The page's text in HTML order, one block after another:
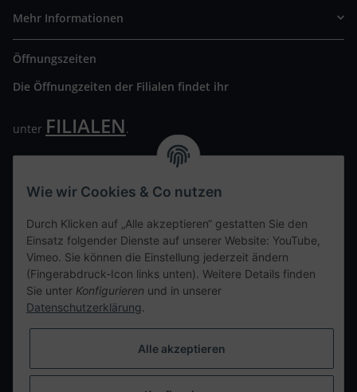
Mehr Informationen
Öffnungszeiten
Die Öffnungzeiten der Filialen findet ihr
unter FILIALEN.
Wir freuen uns auf Euren Besuch. Bitte beachtet die
Kontaktdaten
tweet
teilen
Wie wir Cookies & Co nutzen
Durch Klicken auf „Alle akzeptieren“ gestatten Sie den
Einsatz folgender Dienste auf unserer Website: YouTube,
Vimeo. Sie können die Einstellung jederzeit ändern
(Fingerabdruck-Icon links unten). Weitere Details finden
Sie unter Konfigurieren und in unserer
Datenschutzerklärung.
Alle akzeptieren